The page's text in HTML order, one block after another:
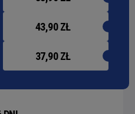
43,90 ZŁ
37,90 ZŁ